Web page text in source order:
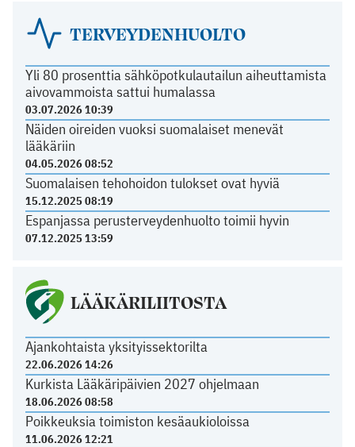
TERVEYDENHUOLTO
Yli 80 prosenttia sähköpotkulautailun aiheuttamista
aivovammoista sattui humalassa
03.07.2026 10:39
Näiden oireiden vuoksi suomalaiset menevät
lääkäriin
04.05.2026 08:52
Suomalaisen tehohoidon tulokset ovat hyviä
15.12.2025 08:19
Espanjassa perusterveydenhuolto toimii hyvin
07.12.2025 13:59
LÄÄKÄRILIITOSTA
Ajankohtaista yksityissektorilta
22.06.2026 14:26
Kurkista Lääkäripäivien 2027 ohjelmaan
18.06.2026 08:58
Poikkeuksia toimiston kesäaukioloissa
11.06.2026 12:21